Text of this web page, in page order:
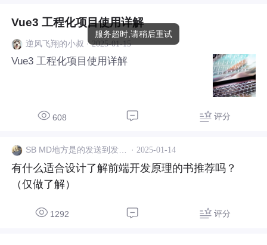
Vue3 工程化项目使用详解
逆风飞翔的小叔 ·2025-01-15
Vue3 工程化项目使用详解
608 评分
SB MD地方是的发送到发送妈的 ·2025-01-14
有什么适合设计了解前端开发原理的书推荐吗？
（仅做了解）
1292 评分
服务超时,请稍后重试